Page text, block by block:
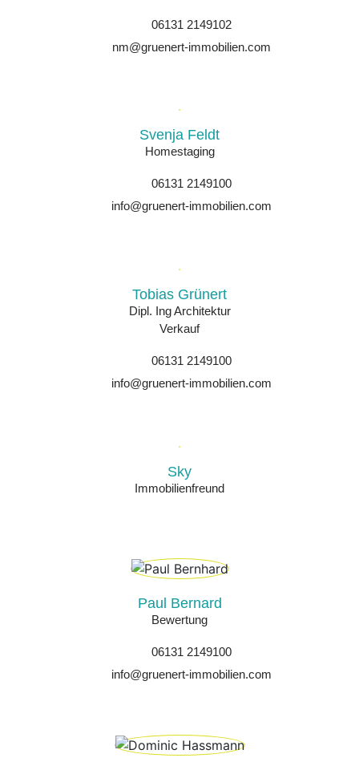
06131 2149102
nm@gruenert-immobilien.com
Svenja Feldt
Homestaging
06131 2149100
info@gruenert-immobilien.com
Tobias Grünert
Dipl. Ing Architektur
Verkauf
06131 2149100
info@gruenert-immobilien.com
Sky
Immobilienfreund
Paul Bernard
Bewertung
06131 2149100
info@gruenert-immobilien.com